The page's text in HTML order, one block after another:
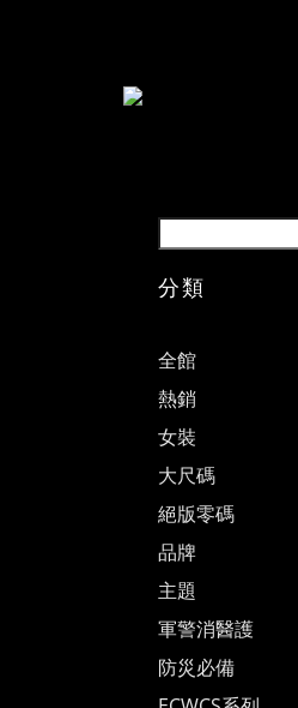
分類
全館
熱銷
女裝
大尺碼
絕版零碼
品牌
主題
軍警消醫護
防災必備